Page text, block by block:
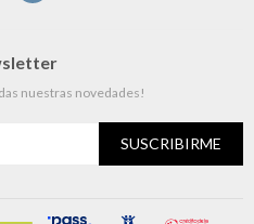
nuestras novedades!
SUSCRIBIRME